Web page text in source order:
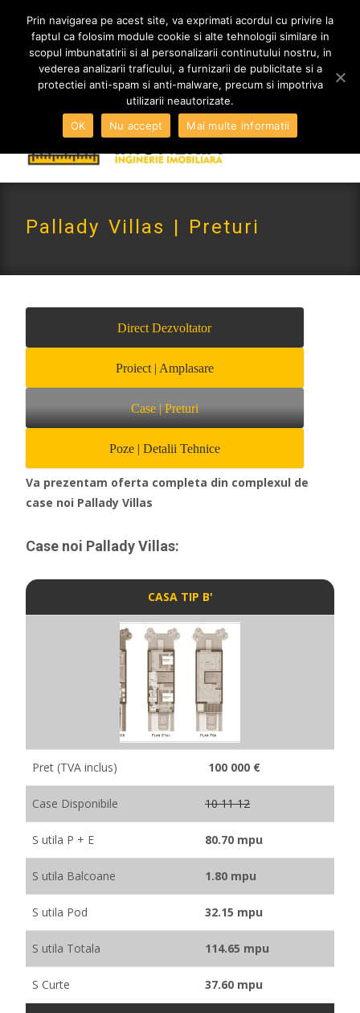
0765 522 734 | 0724 880 890
contact@imoneria.ro
Pallady Villas | Preturi
Direct Dezvoltator
Proiect | Amplasare
Case | Preturi
Poze | Detalii Tehnice
Va prezentam oferta completa din complexul de
case noi Pallady Villas
Case noi Pallady Villas:
CASA TIP B'
Pret (TVA inclus) 100 000 €
Case Disponibile 10 11 12
S utila P + E 80.70 mpu
S utila Balcoane 1.80 mpu
S utila Pod 32.15 mpu
S utila Totala 114.65 mpu
S Curte 37.60 mpu
MENIU
Prin navigarea pe acest site, va exprimati acordul cu privire la
faptul ca folosim module cookie si alte tehnologii similare in
scopul imbunatatirii si al personalizarii continutului nostru, in
vederea analizarii traficului, a furnizarii de publicitate si a
protectiei anti-spam si anti-malware, precum si impotriva
utilizarii neautorizate.
OK
Nu accept Mai multe informatii